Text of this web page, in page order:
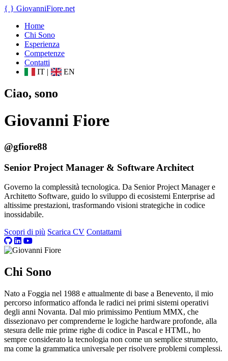
{ } GiovanniFiore.net
Home
Chi Sono
Esperienza
Competenze
Contatti
IT | EN
Ciao, sono
Giovanni Fiore
@gfiore88
Senior Project Manager & Software Architect
Governo la complessità tecnologica. Da Senior Project Manager e
Architetto Software, guido lo sviluppo di ecosistemi Enterprise ad
altissime prestazioni, trasformando visioni strategiche in codice
inossidabile.
Scopri di più Scarica CV Contattami
Chi Sono
Nato a Foggia nel 1988 e attualmente di base a Benevento, il mio
percorso informatico affonda le radici nei primi sistemi operativi
degli anni Novanta. Dal mio primissimo Pentium MMX, che
dissezionavo per comprenderne le logiche hardware profonde, alla
stesura delle mie prime righe di codice in Pascal e HTML, ho
sempre considerato la tecnologia non come un semplice strumento,
ma come la grammatica universale per risolvere problemi complessi.